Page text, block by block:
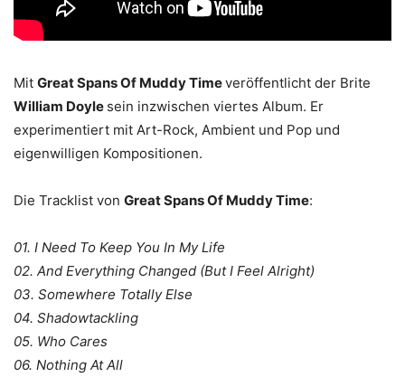
Mit Great Spans Of Muddy Timeveröffentlicht der Brite
William Doyle sein inzwischen viertes Album. Er
experimentiert mit Art-Rock, Ambient und Pop und
eigenwilligen Kompositionen.
Die Tracklist von Great Spans Of Muddy Time:
01. I Need To Keep You In My Life
02. And Everything Changed (But I Feel Alright)
03. Somewhere Totally Else
04. Shadowtackling
05. Who Cares
06. Nothing At All